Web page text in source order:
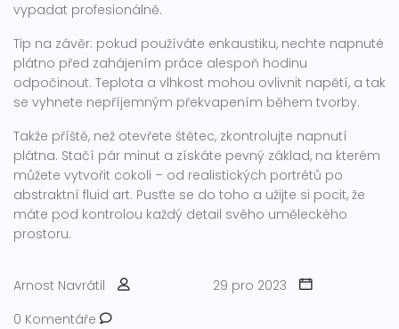
vypadat profesionálně.
Tip na závěr: pokud používáte enkaustiku, nechte napnuté
plátno před zahájením práce alespoň hodinu
odpočinout. Teplota a vlhkost mohou ovlivnit napětí, a tak
se vyhnete nepříjemným překvapením během tvorby.
Takže příště, než otevřete štětec, zkontrolujte napnutí
plátna. Stačí pár minut a získáte pevný základ, na kterém
můžete vytvořit cokoli – od realistických portrétů po
abstraktní fluid art. Pusťte se do toho a užijte si pocit, že
máte pod kontrolou každý detail svého uměleckého
prostoru.
Arnost Navrátil
29 pro 2023
0 Komentáře